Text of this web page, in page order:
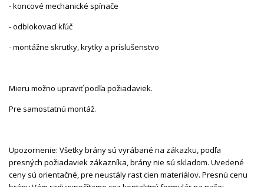
- koncové mechanické spínače
- odblokovací kľúč
- montážne skrutky, krytky a príslušenstvo
Mieru možno upraviť podľa požiadaviek.
Pre samostatnú montáž.
Upozornenie: Všetky brány sú vyrábané na zákazku, podľa
presných požiadaviek zákazníka, brány nie sú skladom. Uvedené
ceny sú orientačné, pre neustály rast cien materiálov. Presnú cenu